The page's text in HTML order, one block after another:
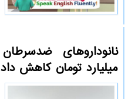
میلیارد تومان کاهش داد